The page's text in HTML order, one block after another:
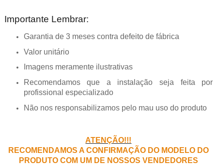
Importante Lembrar:
Garantia de 3 meses contra defeito de fábrica
Valor unitário
Imagens meramente ilustrativas
Recomendamos que a instalação seja feita por
profissional especializado
Não nos responsabilizamos pelo mau uso do produto
ATENÇÃO!!!
RECOMENDAMOS A CONFIRMAÇÃO DO MODELO DO
PRODUTO COM UM DE NOSSOS VENDEDORES